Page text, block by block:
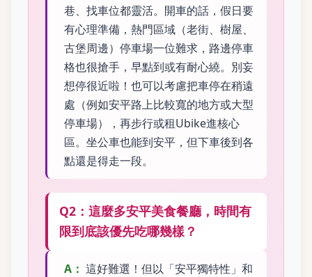
巷、找車位都靈活。開車的話，假日要
有心理準備，熱門區域（老街、樹屋、
古堡周邊）停車場一位難求，路邊停車
格也很搶手，早點到或有耐心繞。別妄
想停很近啦！也可以考慮把車停在稍遠
處（例如安平路上比較寬的地方或大型
停車場），再步行或租Ubike進核心
區。坐公車也能到安平，但下車後到各
點還是得走一段。
Q2：這麼多安平美食餐廳，時間有
限到底該優先吃哪幾樣？
A： 這好難選！但以「安平獨特性」和